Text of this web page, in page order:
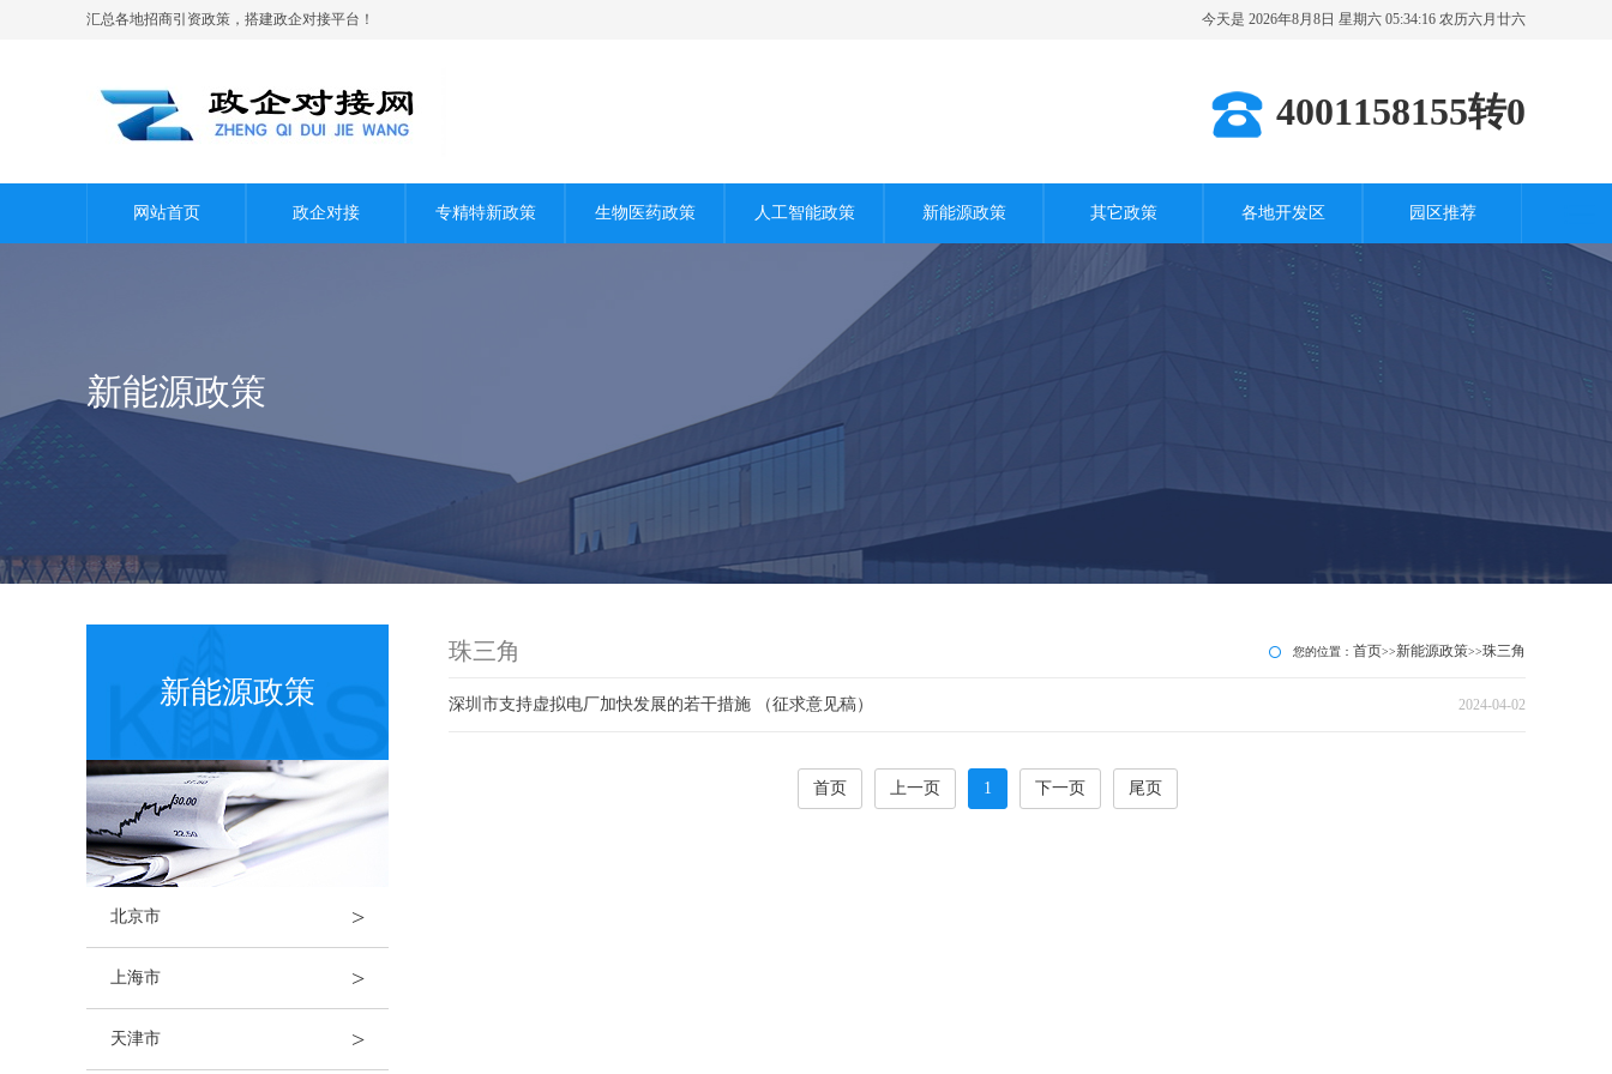
汇总各地招商引资政策，搭建政企对接平台！ 今天是 2026年8月8日 星期六 05:34:17 农历六月廿六
4001158155转0
网站首页 政企对接 专精特新政策 生物医药政策 人工智能政策 新能源政策 其它政策 各地开发区
其它城市
园区推荐
新能源政策
新能源政策
北京市 >
上海市 >
天津市 >
珠三角 您的位置： 首页>>新能源政策>>珠三角
深圳市支持虚拟电厂加快发展的若干措施 （征求意见稿） 2024-04-02
首页 上一页 1 下一页 尾页